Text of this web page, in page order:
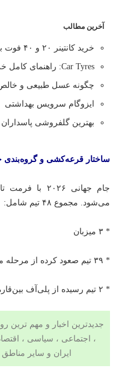
آخرین مطالب
خرید کانتینر ۲۰ و ۴۰ فوت با بهترین قیمت
Car Tyres: راهنمای کامل خرید تایر
چگونه عسل طبیعی و خالص
ایزوگام سرویس بهداشتی
بهترین گلفروشی پاسداران
ساختار قرعه‌کشی و گروه‌بندی جام
می‌شود. مجموع ۴۸ تیم شامل:
* ۳ میزبان
* ۳۹ تیم صعود کرده از مرحله مقدماتی
* ۲ تیم رسیده از پلی‌آف بین‌قاره‌ای
، اجتماعی ، سیاسی ،
ایران و سایر مناطق